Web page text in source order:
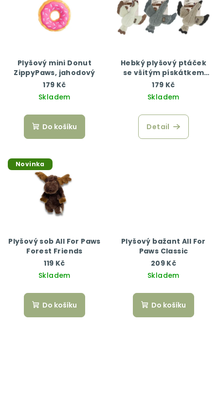
Plyšový mini Donut
ZippyPaws, jahodový
179 Kč
Skladem
Do košíku
Hebký plyšový ptáček
se všitým pískátkem
AFP Lamb
179 Kč
Skladem
Detail
Novinka
Plyšový sob All For Paws
Forest Friends
119 Kč
Skladem
Do košíku
Plyšový bažant All For
Paws Classic
209 Kč
Skladem
Do košíku